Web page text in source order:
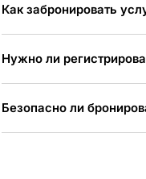
Как забронировать
Нужно ли
Безопасно ли